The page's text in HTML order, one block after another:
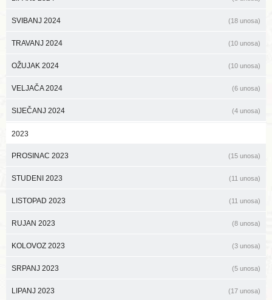
SVIBANJ 2024 (18 unosa)
TRAVANJ 2024 (10 unosa)
OŽUJAK 2024 (10 unosa)
VELJAČA 2024 (6 unosa)
SIJEČANJ 2024 (4 unosa)
2023
PROSINAC 2023 (15 unosa)
STUDENI 2023 (11 unosa)
LISTOPAD 2023 (11 unosa)
RUJAN 2023 (8 unosa)
KOLOVOZ 2023 (3 unosa)
SRPANJ 2023 (5 unosa)
LIPANJ 2023 (17 unosa)